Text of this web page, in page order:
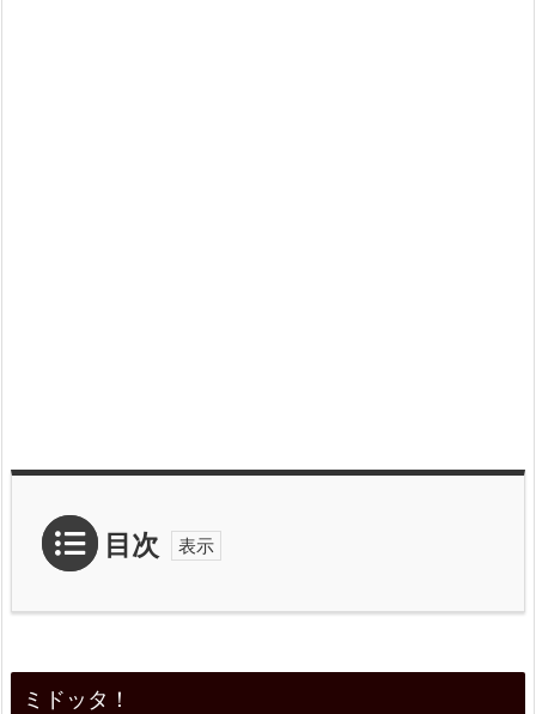
目次
1.
ド
ミドッタ！